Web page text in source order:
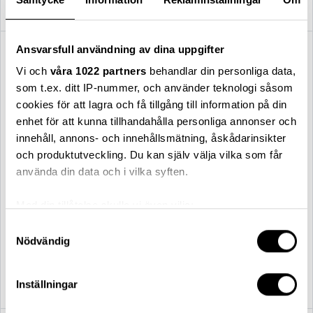
Ansvarsfull användning av dina uppgifter
Vi och våra 1022 partners behandlar din personliga data,
som t.ex. ditt IP-nummer, och använder teknologi såsom
cookies för att lagra och få tillgång till information på din
enhet för att kunna tillhandahålla personliga annonser och
innehåll, annons- och innehållsmätning, åskådarinsikter
och produktutveckling. Du kan själv välja vilka som får
använda din data och i vilka syften.
som kan ha en noggrannhet på upp till flera meter
Ta reda på mer om hur dina personliga uppgifter
Nödvändig
Inställningar
17 834,00 kr 16 834,00 kr
Relief
Relief byrå låg orange / m.
17 834,00 kr
Relief byrå låg ask / m. ben